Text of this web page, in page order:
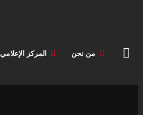
من نحن المركز الإعلامي